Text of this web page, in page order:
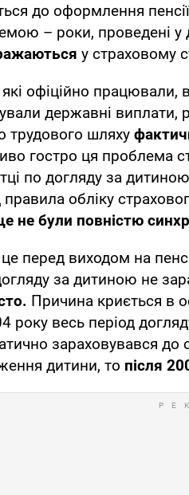
до оформлення
– роки, проведені у
у страховому
офіційно працювали,
державні виплати,
трудового шляху
гостро ця проблема
по догляду за
правила обліку
не були повністю
перед виходом на
за дитиною не
Причина криється в
року весь період
зараховувався до
дитини, то після